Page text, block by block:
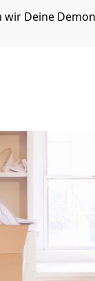
Deine